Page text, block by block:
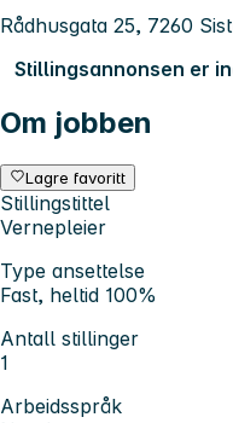
Rådhusgata 25, 7260
Stillingsannonsen er
Om jobben
Lagre favoritt
Stillingstittel
Vernepleier
Type ansettelse
Fast, heltid 100%
Antall stillinger
1
Arbeidsspråk